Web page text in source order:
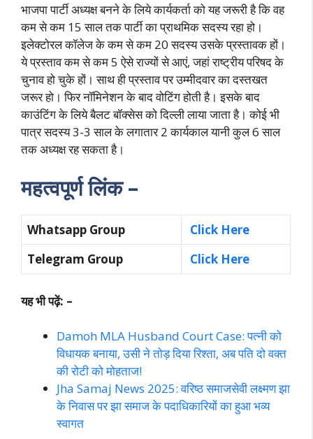
भाजपा पार्टी अध्यक्ष बनने के लिये कार्यकर्ता को यह जरूरी है कि वह
कम से कम 15 साल तक पार्टी का प्राथमिक सदस्य रहा हो।
इलेक्टोरल कॉलेज के कम से कम 20 सदस्य उसके प्रस्तावक हों।
ये प्रस्ताव कम से कम 5 ऐसे राज्यों से आएं, जहां राष्ट्रीय परिषद के
चुनाव हो चुके हों। साथ ही प्रस्ताव पर उम्मीदवार का दस्तखत
जरूर हो। फिर नॉमिनेशन के बाद वोटिंग होती है। इसके बाद
काउंटिंग के लिये बैलट बॉक्सेस को दिल्ली लाया जाता है। कोई भी
पात्र सदस्य 3-3 साल के लगातार 2 कार्यकाल यानी कुल 6 साल
तक अध्यक्ष रह सकता है।
महत्वपूर्ण लिंक –
Whatsapp Group
Click Here
Telegram Group
Click Here
यह भी पढ़ें: –
Damoh MLA Husband Court Case: पत्नी को
विधायक बनाया, उसी ने तोड़ दिया रिश्ता, अब पति दो वक्त
की रोटी को मोहताज!
Jha Samaj News 2025: वरिष्ठ समाजसेवी लक्ष्मण झा
के निवास पर झा समाज के पदाधिकारियों का हुआ भव्य
स्वागत